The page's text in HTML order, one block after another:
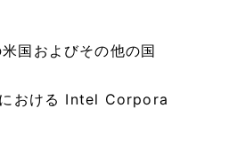
およびその他の国
おける Intel Corpora